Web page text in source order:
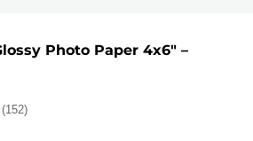
Photo Paper 4x6" –
(152)